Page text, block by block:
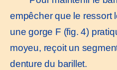
empêcher que le ressort
une gorge F (fig. 4)
moyeu, reçoit un
denture du barillet.